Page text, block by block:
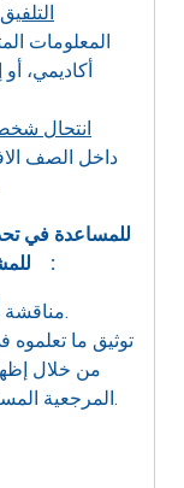
المعلومات
أكاديمي،
انتحال
داخل الصف
للمساعدة في
للمشرفين والمدربين أن يطلبوا من المتدرب :
مناقشة أو شرح مكونات التقييم الخاص بهم.
توثيق ما تعلموه
من خلال
المرجعية المستخدمة في إعداد التقييمات المنجزة.